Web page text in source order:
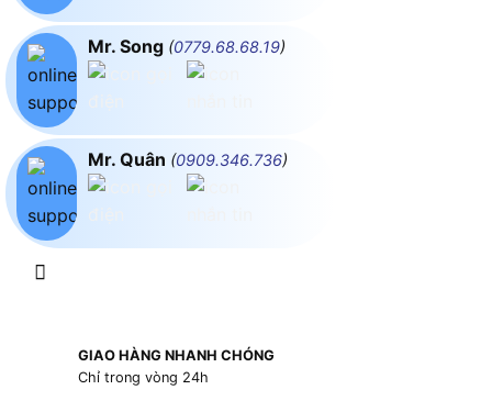
Mr. Song (0779.68.68.19)
Mr. Quân (0909.346.736)
GIAO HÀNG NHANH CHÓNG
Chỉ trong vòng 24h